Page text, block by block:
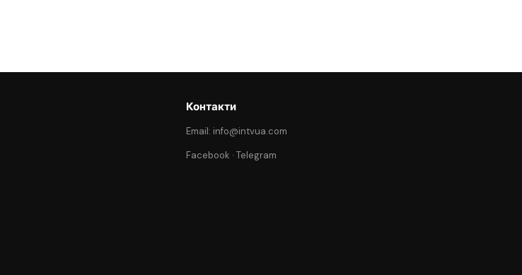
Контакти
Email: info@intvua.com
Facebook ·Telegram